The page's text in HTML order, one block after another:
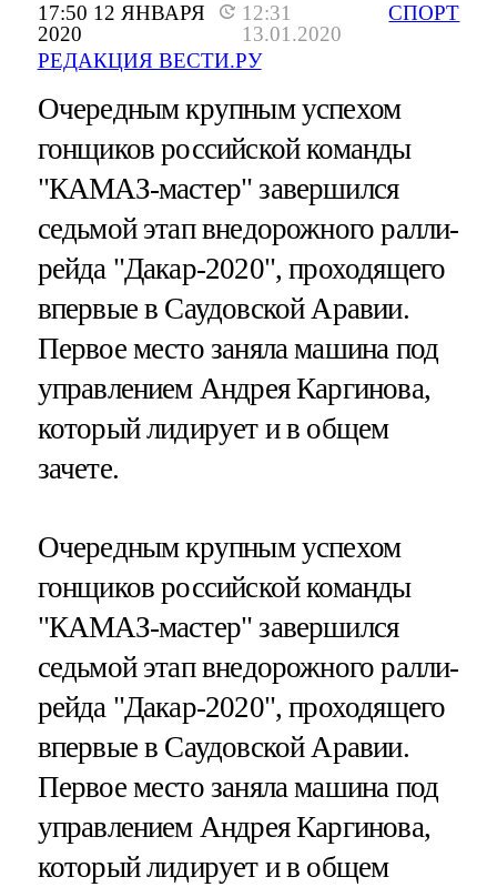
17:50 12 ЯНВАРЯ
2020
12:31
13.01.2020
РЕДАКЦИЯ ВЕСТИ.РУ
СПОРТ
Очередным крупным успехом
гонщиков российской команды
"КАМАЗ-мастер" завершился
седьмой этап внедорожного ралли-
рейда "Дакар-2020", проходящего
впервые в Саудовской Аравии.
Первое место заняла машина под
управлением Андрея Каргинова,
который лидирует и в общем
зачете.
Очередным крупным успехом
гонщиков российской команды
"КАМАЗ-мастер" завершился
седьмой этап внедорожного ралли-
рейда "Дакар-2020", проходящего
впервые в Саудовской Аравии.
Первое место заняла машина под
управлением Андрея Каргинова,
который лидирует и в общем